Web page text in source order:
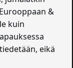
&
kuin
eikä